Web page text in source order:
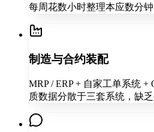
每周花数小时整理本应数分钟
制造与合约装配
MRP / ERP + 自家工单系统 +
质数据分散于三套系统，缺乏